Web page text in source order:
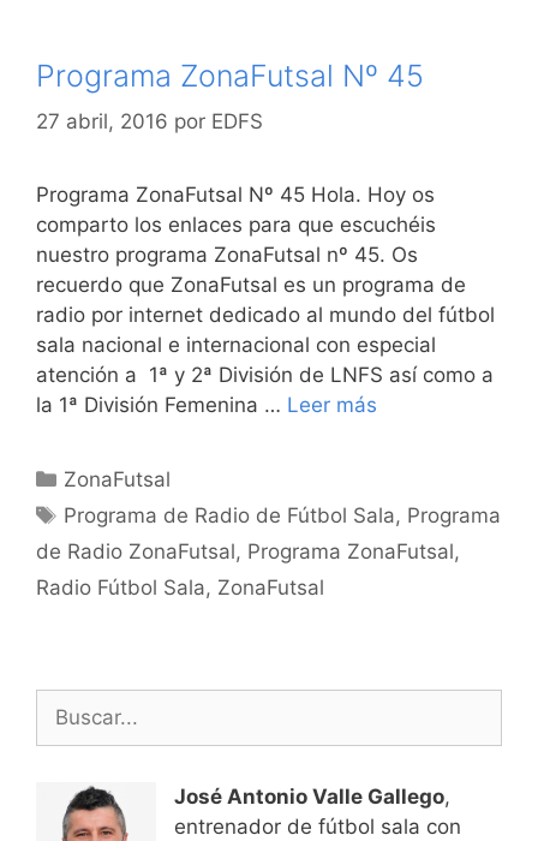
Programa ZonaFutsal Nº 45
27 abril, 2016 por EDFS
Programa ZonaFutsal Nº 45 Hola. Hoy os
comparto los enlaces para que escuchéis
nuestro programa ZonaFutsal nº 45. Os
recuerdo que ZonaFutsal es un programa de
radio por internet dedicado al mundo del fútbol
sala nacional e internacional con especial
atención a 1ª y 2ª División de LNFS así como a
la 1ª División Femenina … Leer más
Categorías
ZonaFutsal
Etiquetas
Programa de Radio de Fútbol Sala, Programa
de Radio ZonaFutsal, Programa ZonaFutsal,
Radio Fútbol Sala, ZonaFutsal
Buscar:
José Antonio Valle Gallego,
entrenador de fútbol sala con